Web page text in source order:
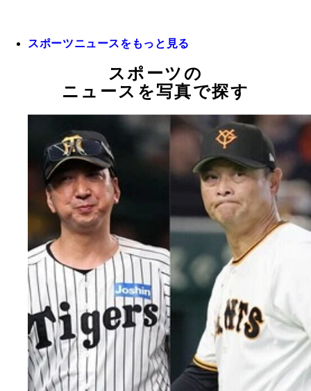
スポーツニュースをもっと見る
スポーツの
ニュースを写真で探す